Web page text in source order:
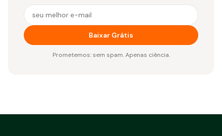
E-mail para receber o e-book gratuito
Baixar Grátis
Prometemos: sem spam. Apenas ciência.